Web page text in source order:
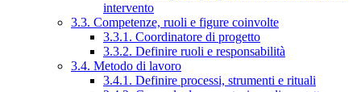
intervento
3.3. Competenze, ruoli e figure coinvolte
3.3.1. Coordinatore di progetto
3.3.2. Definire ruoli e responsabilità
3.4. Metodo di lavoro
3.4.1. Definire processi, strumenti e rituali